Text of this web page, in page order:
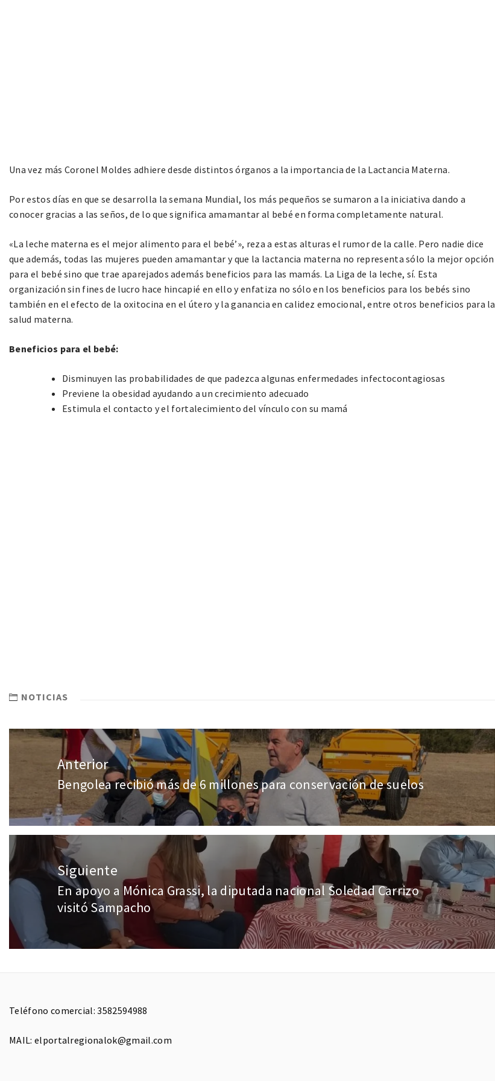
Una vez más Coronel Moldes adhiere desde distintos órganos a la importancia de la Lactancia Materna.
Por estos días en que se desarrolla la semana Mundial, los más pequeños se sumaron a la iniciativa dando a
conocer gracias a las seños, de lo que significa amamantar al bebé en forma completamente natural.
«La leche materna es el mejor alimento para el bebé’», reza a estas alturas el rumor de la calle. Pero nadie dice
que además, todas las mujeres pueden amamantar y que la lactancia materna no representa sólo la mejor opción
para el bebé sino que trae aparejados además beneficios para las mamás. La Liga de la leche, sí. Esta
organización sin fines de lucro hace hincapié en ello y enfatiza no sólo en los beneficios para los bebés sino
también en el efecto de la oxitocina en el útero y la ganancia en calidez emocional, entre otros beneficios para la
salud materna.
Beneficios para el bebé:
Disminuyen las probabilidades de que padezca algunas enfermedades infectocontagiosas
Previene la obesidad ayudando a un crecimiento adecuado
Estimula el contacto y el fortalecimiento del vínculo con su mamá
NOTICIAS
Anterior
Bengolea recibió más de 6 millones para conservación de suelos
Siguiente
En apoyo a Mónica Grassi, la diputada nacional Soledad Carrizo
visitó Sampacho
Teléfono comercial: 3582594988
MAIL: elportalregionalok@gmail.com